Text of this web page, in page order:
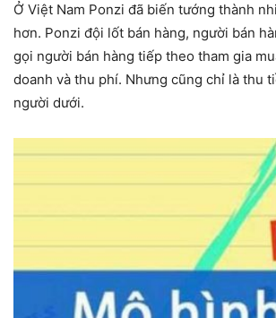
Ở Việt Nam Ponzi đã biến tướng thành
hơn. Ponzi đội lốt bán hàng, người bán
gọi người bán hàng tiếp theo tham gia
doanh và thu phí. Nhưng cũng chỉ là thu
người dưới.